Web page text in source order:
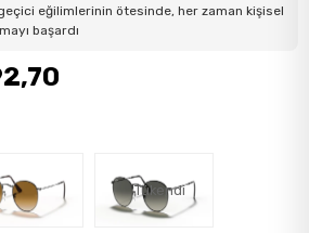
eğilimlerinin ötesinde, her zaman kişisel
başardı
Tükendi